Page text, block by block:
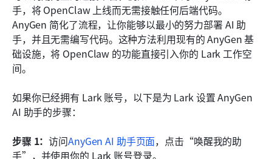
手，将 OpenClaw 上线而无需接触任何后端代码。
AnyGen 简化了流程，让你能够以最小的努力部署 AI 助
手，并且无需编写代码。这种方法利用现有的 AnyGen 基
础设施，将 OpenClaw 的功能直接引入你的 Lark 工作空
间。
如果你已经拥有 Lark 账号，以下是为 Lark 设置 AnyGen
AI 助手的步骤：
步骤 1：访问AnyGen AI 助手页面，点击“唤醒我的助
手”，并使用你的 Lark 账号登录。